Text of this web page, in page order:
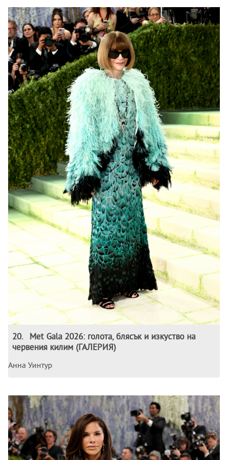
20.
Met Gala 2026: голота, блясък и изкуство на
червения килим (ГАЛЕРИЯ)
Анна Уинтур